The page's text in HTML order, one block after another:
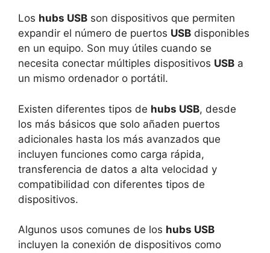
Los hubs USB son dispositivos que permiten
expandir el número de puertos USB disponibles
en un equipo. Son muy útiles cuando se
necesita conectar múltiples dispositivos USB a
un mismo ordenador o portátil.
Existen diferentes tipos de hubs USB, desde
los más básicos que solo añaden puertos
adicionales hasta los más avanzados que
incluyen funciones como carga rápida,
transferencia de datos a alta velocidad y
compatibilidad con diferentes tipos de
dispositivos.
Algunos usos comunes de los hubs USB
incluyen la conexión de dispositivos como